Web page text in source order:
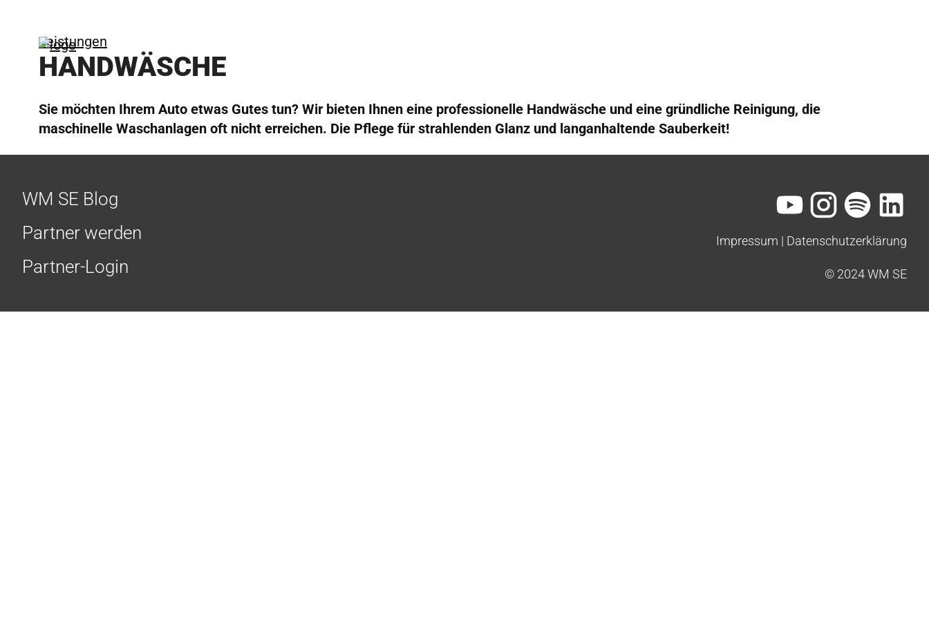
Leistungen
HANDWÄSCHE
Sie möchten Ihrem Auto etwas Gutes tun? Wir bieten Ihnen eine professionelle Handwäsche und eine gründliche Reinigung, die
maschinelle Waschanlagen oft nicht erreichen. Die Pflege für strahlenden Glanz und langanhaltende Sauberkeit!
WM SE Blog
Partner werden
Partner-Login
Impressum | Datenschutzerklärung
© 2024 WM SE